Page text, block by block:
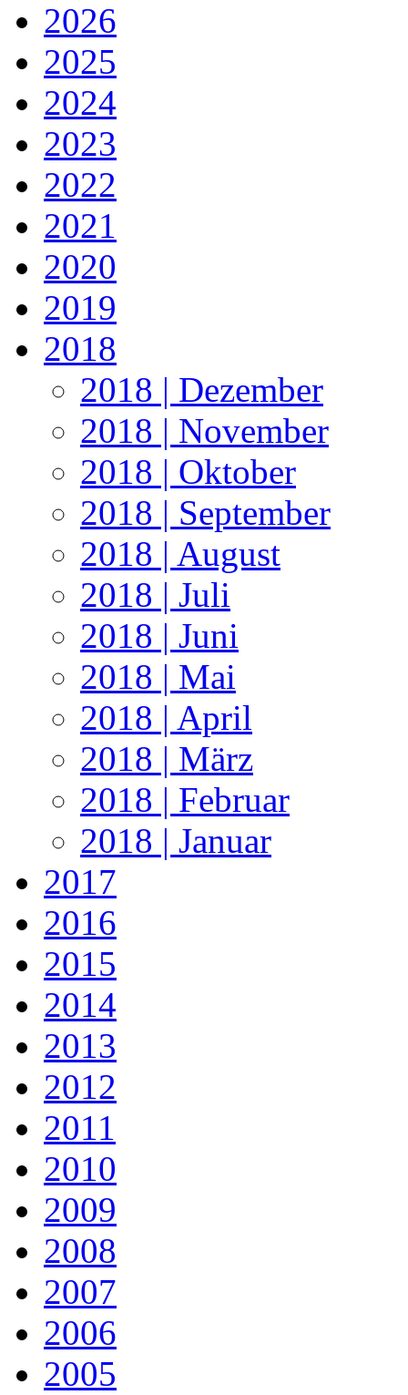
2026
2025
2024
2023
2022
2021
2020
2019
2018
2018 | Dezember
2018 | November
2018 | Oktober
2018 | September
2018 | August
2018 | Juli
2018 | Juni
2018 | Mai
2018 | April
2018 | März
2018 | Februar
2018 | Januar
2017
2016
2015
2014
2013
2012
2011
2010
2009
2008
2007
2006
2005